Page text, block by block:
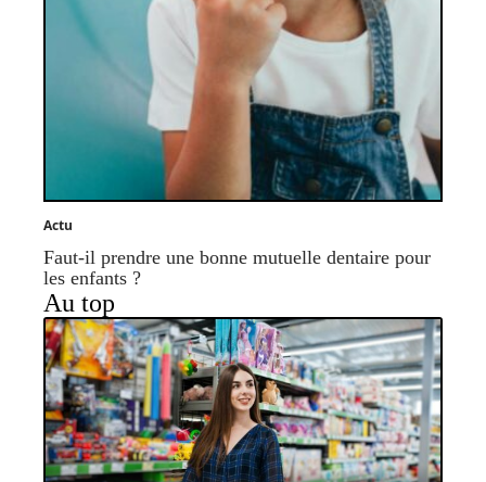
Actu
Faut-il prendre une bonne mutuelle dentaire pour
les enfants ?
Au top